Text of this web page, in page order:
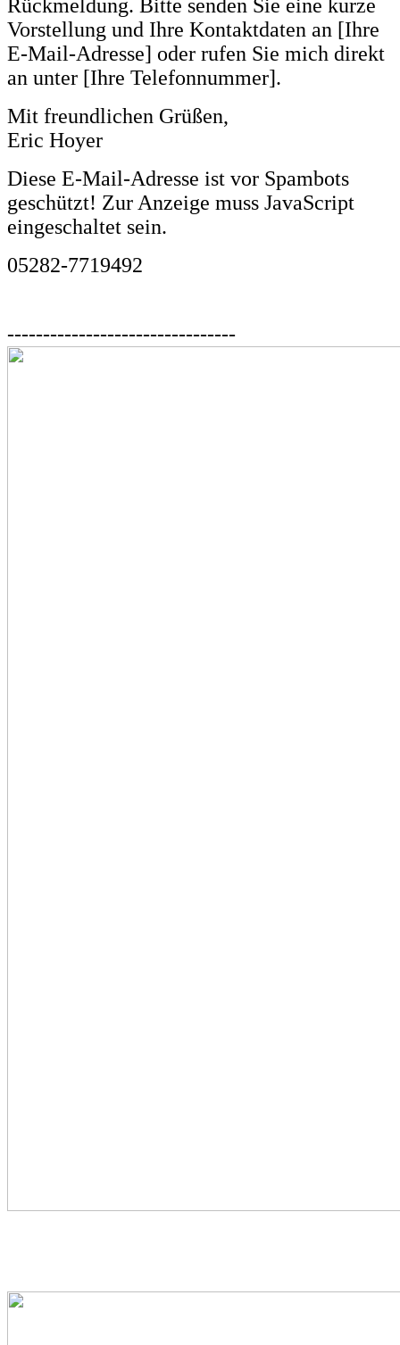
Rückmeldung. Bitte senden Sie eine kurze
Vorstellung und Ihre Kontaktdaten an [Ihre
E-Mail-Adresse] oder rufen Sie mich direkt
an unter [Ihre Telefonnummer].
Mit freundlichen Grüßen,
Eric Hoyer
Diese E-Mail-Adresse ist vor Spambots
geschützt! Zur Anzeige muss JavaScript
eingeschaltet sein.
05282-7719492
--------------------------------